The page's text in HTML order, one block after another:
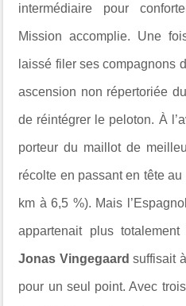
intermédiaire pour
Mission accomplie. Une
laissé filer ses compagnons
ascension non répertoriée
de réintégrer le peloton. À
porteur du maillot de
récolte en passant en tête
km à 6,5 %). Mais
appartenait plus
Jonas Vingegaardsuffisait
pour un seul point. Avec